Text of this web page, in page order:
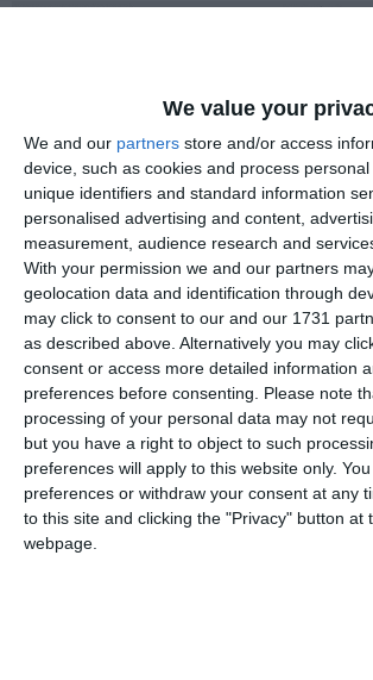
We value your
We and our partners store and/or access
device, such as cookies and process
unique identifiers and standard information
personalised advertising and content,
measurement, audience research and
With your permission we and our partners
geolocation data and identification through
may click to consent to our and our 1731
as described above. Alternatively you may
consent or access more detailed information
preferences before consenting.
Please note
processing of your personal data may not
but you have a right to object to such
preferences will apply to this website only.
preferences or withdraw your consent at any
to this site and clicking the "Privacy" button at
webpage.
Reclamantul nu a primit informațiile de